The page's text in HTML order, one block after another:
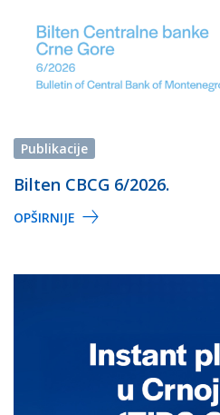
Publikacije
Bilten CBCG 6/2026.
OPŠIRNIJE